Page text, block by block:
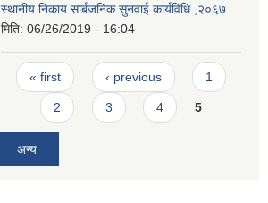
स्थानीय निकाय सार्बजनिक सुनवाई कार्यविधि ,२०६७
मिति: 06/26/2019 - 16:04
Pages
« first ‹ previous 1
2 3 4 5
अन्य